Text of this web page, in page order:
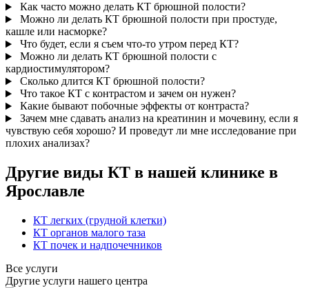
Как часто можно делать КТ брюшной полости?
Можно ли делать КТ брюшной полости при простуде,
кашле или насморке?
Что будет, если я съем что-то утром перед КТ?
Можно ли делать КТ брюшной полости с
кардиостимулятором?
Сколько длится КТ брюшной полости?
Что такое КТ с контрастом и зачем он нужен?
Какие бывают побочные эффекты от контраста?
Зачем мне сдавать анализ на креатинин и мочевину, если я
чувствую себя хорошо? И проведут ли мне исследование при
плохих анализах?
Другие виды КТ в нашей клинике в
Ярославле
КТ легких (грудной клетки)
КТ органов малого таза
КТ почек и надпочечников
Все услуги
Другие услуги нашего центра